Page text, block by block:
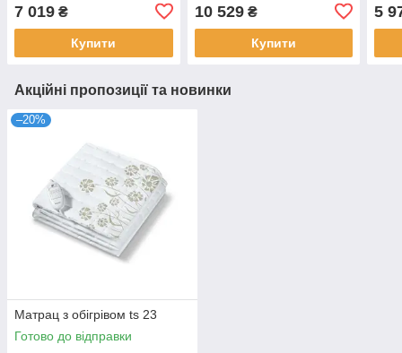
7 019 ₴
Купити
10 529₴
Купити
5
Акційні пропозиції та новинки
–20%
Матрац з обігрівом ts 23
Готово до відправки